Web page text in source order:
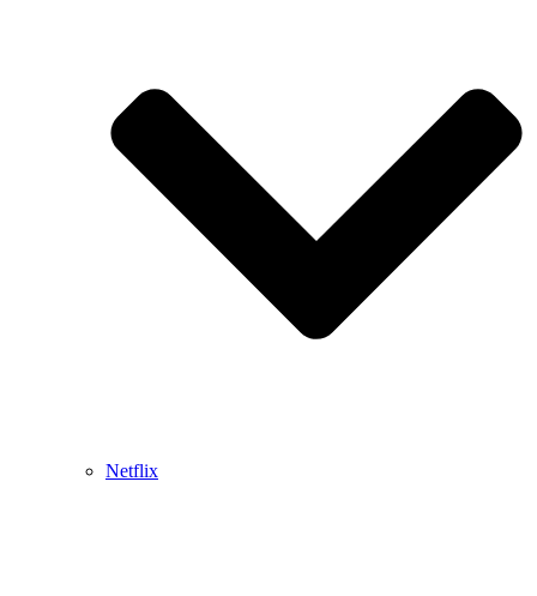
Netflix